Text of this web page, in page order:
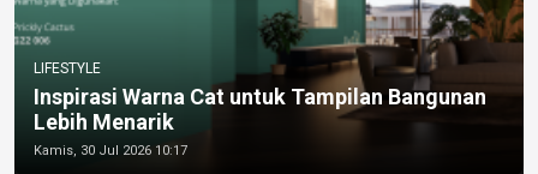
LIFESTYLE
Inspirasi Warna Cat untuk Tampilan Bangunan
Lebih Menarik
Kamis, 30 Jul 2026 10:17